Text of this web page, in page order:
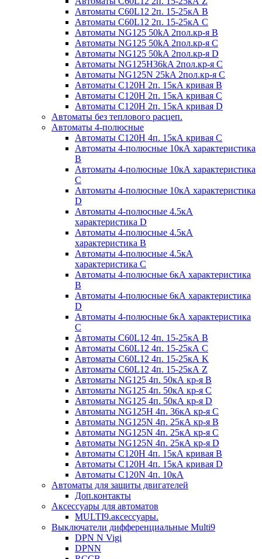
Автоматы C60L12 2п. 15-25кА B
Автоматы C60L12 2п. 15-25кА C
Автоматы NG125 50kA 2пол.кр-я B
Автоматы NG125 50kA 2пол.кр-я C
Автоматы NG125 50kA 2пол.кр-я D
Автоматы NG125H36kA 2пол.кр-я C
Автоматы NG125N 25kA 2пол.кр-я C
Автоматы С120H 2п. 15кА кривая B
Автоматы С120H 2п. 15кА кривая C
Автоматы С120H 2п. 15кА кривая D
Автоматы без теплового расцеп.
Автоматы 4-полюсные
Автоматы С120H 4п. 15кА кривая C
Автоматы 4-полюсные 10кА характеристика
B
Автоматы 4-полюсные 10кА характеристика
C
Автоматы 4-полюсные 10кА характеристика
D
Автоматы 4-полюсные 4.5кА
характеристика D
Автоматы 4-полюсные 4.5кА
характеристика В
Автоматы 4-полюсные 4.5кА
характеристика С
Автоматы 4-полюсные 6кА характеристика
B
Автоматы 4-полюсные 6кА характеристика
D
Автоматы 4-полюсные 6кА характеристика
С
Автоматы C60L12 4п. 15-25кА B
Автоматы C60L12 4п. 15-25кА C
Автоматы C60L12 4п. 15-25кА K
Автоматы C60L12 4п. 15-25кА Z
Автоматы NG125 4п. 50кА кр-я B
Автоматы NG125 4п. 50кА кр-я C
Автоматы NG125 4п. 50кА кр-я D
Автоматы NG125H 4п. 36кА кр-я C
Автоматы NG125N 4п. 25кА кр-я B
Автоматы NG125N 4п. 25кА кр-я C
Автоматы NG125N 4п. 25кА кр-я D
Автоматы С120H 4п. 15кА кривая B
Автоматы С120H 4п. 15кА кривая D
Автоматы С120N 4п. 10кА
Автоматы для защиты двигателей
Доп.контакты
Аксессуары для автоматов
MULTI9.аксессуары.
Выключатели дифференциальные Multi9
DPN N Vigi
DPNN